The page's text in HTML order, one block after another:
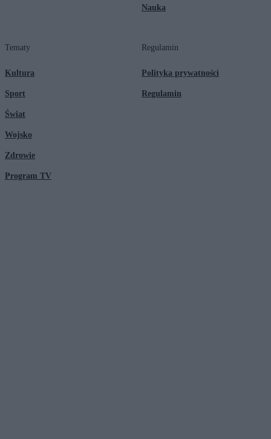
Nauka
Tematy
Kultura
Sport
Świat
Wojsko
Zdrowie
Program TV
Regulamin
Polityka prywatności
Regulamin